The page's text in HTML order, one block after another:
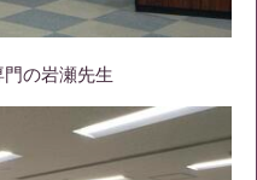
の岩瀬先生